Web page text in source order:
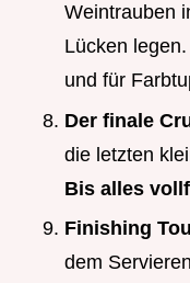
Weintrauben
Lücken
und für
Der finale
die letzten
Bis alles
Finishing
dem